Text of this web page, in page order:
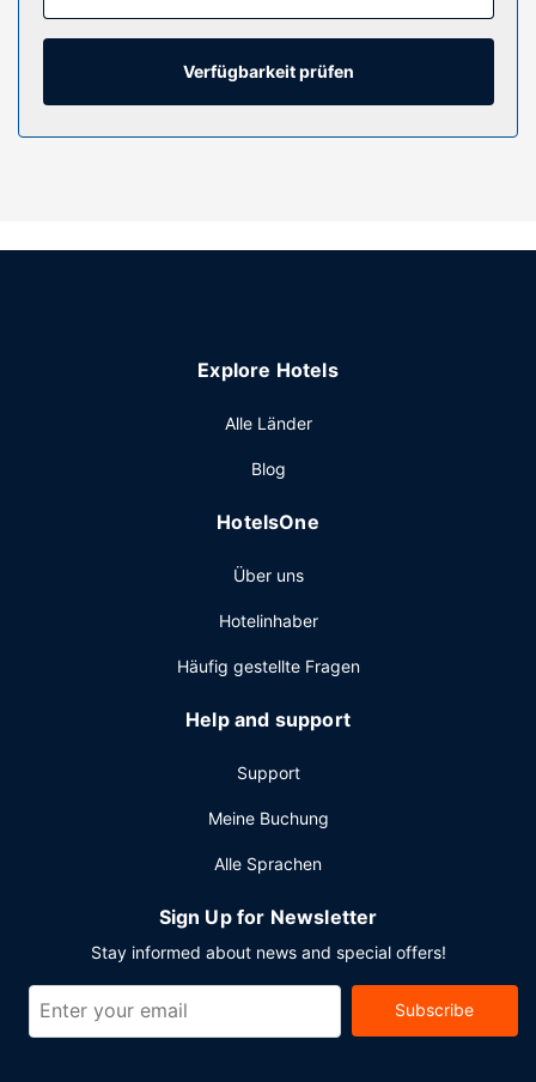
Verfügbarkeit prüfen
Explore Hotels
Alle Länder
Blog
HotelsOne
Über uns
Hotelinhaber
Häufig gestellte Fragen
Help and support
Support
Meine Buchung
Alle Sprachen
Sign Up for Newsletter
Stay informed about news and special offers!
Subscribe